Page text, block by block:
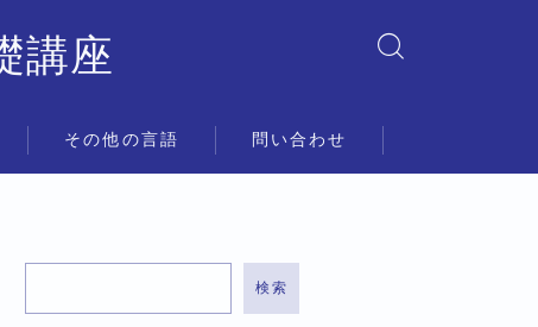
講座
その他の言語 問い合わせ
検索